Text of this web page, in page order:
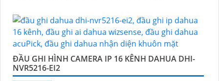
ĐẦU GHI HÌNH CAMERA IP 16 KÊNH DAHUA DHI-
NVR5216-EI2